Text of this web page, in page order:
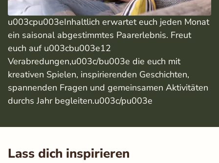
u003cpu003eInhaltlich erwartet euch jeden Monat
ein saisonal abgestimmtes Paarerlebnis. Freut
euch auf u003cbu003e12
Verabredungen,u003c/bu003e die euch mit
kreativen Spielen, inspirierenden Geschichten,
spannenden Fragen und gemeinsamen Aktivitäten
durchs Jahr begleiten.u003c/pu003e
Lass dich inspirieren